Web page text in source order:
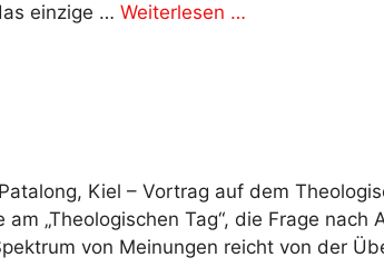
einzige … Weiterlesen …
Kiel – Vortrag auf dem
„Theologischen Tag“, die Frage nach
von Meinungen reicht von der